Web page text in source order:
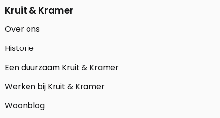
Kruit & Kramer
Over ons
Historie
Een duurzaam Kruit & Kramer
Werken bij Kruit & Kramer
Woonblog